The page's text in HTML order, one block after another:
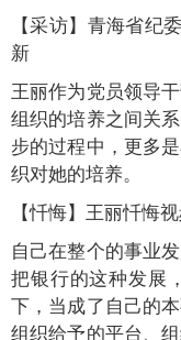
【采访】青海省纪
新
王丽作为党员领导
组织的培养之间关
步的过程中，更多
织对她的培养。
【忏悔】王丽忏悔
自己在整个的事业
把银行的这种发展
下，当成了自己的
组织给予的平台、